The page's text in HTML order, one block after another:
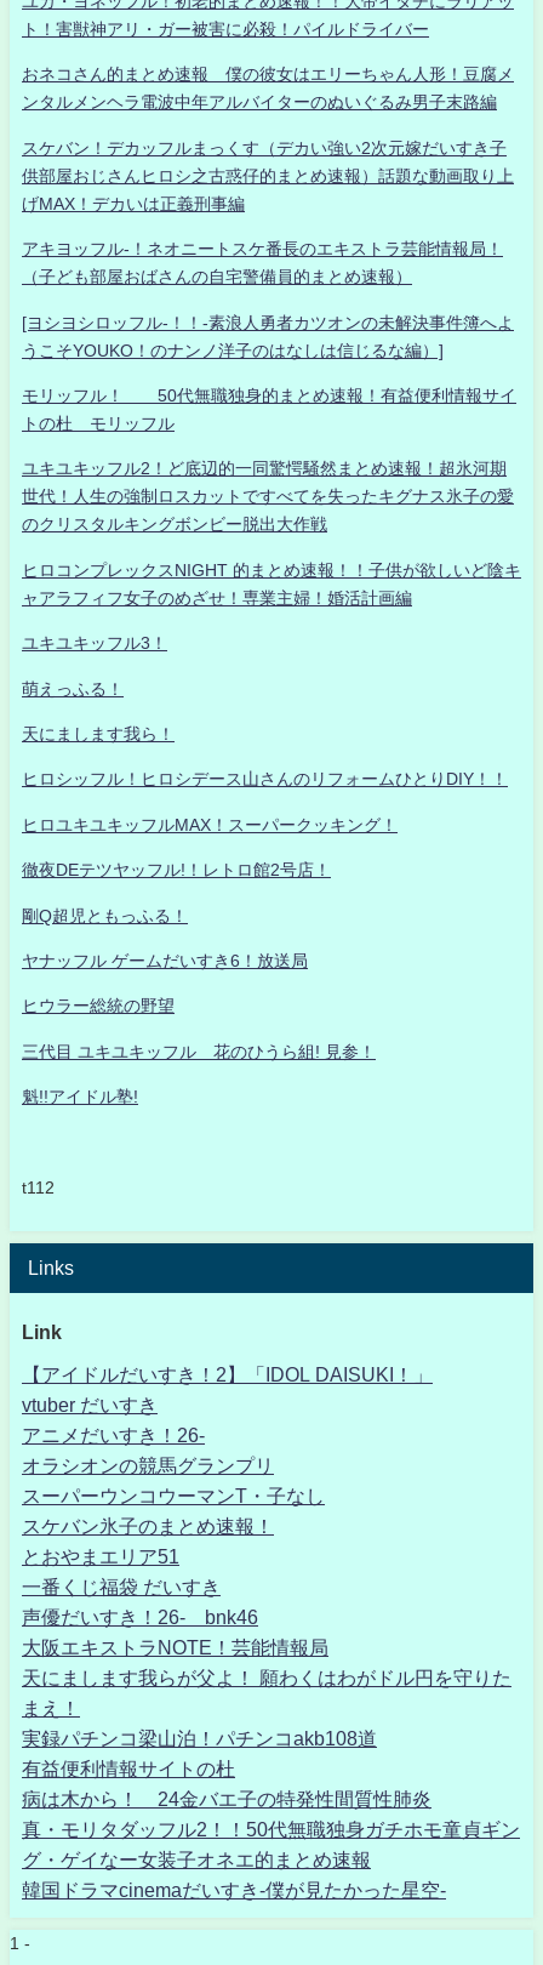
ト！害獣神アリ・ガー被害に必殺！パイルドライバー
おネコさん的まとめ速報 僕の彼女はエリーちゃん人形！豆腐メ
ンタルメンヘラ電波中年アルバイターのぬいぐるみ男子末路編
スケバン！デカッフルまっくす（デカい強い2次元嫁だいすき子
供部屋おじさんヒロシ之古惑仔的まとめ速報）話題な動画取り上
げMAX！デカいは正義刑事編
アキヨッフル-！ネオニートスケ番長のエキストラ芸能情報局！
（子ども部屋おばさんの自宅警備員的まとめ速報）
[ヨシヨシロッフル-！！-素浪人勇者カツオンの未解決事件簿へよ
うこそYOUKO！のナンノ洋子のはなしは信じるな編）]
モリッフル！ 50代無職独身的まとめ速報！有益便利情報サイ
トの杜 モリッフル
ユキユキッフル2！ど底辺的一同驚愕騒然まとめ速報！超氷河期
世代！人生の強制ロスカットですべてを失ったキグナス氷子の愛
のクリスタルキングボンビー脱出大作戦
ヒロコンプレックスNIGHT 的まとめ速報！！子供が欲しいど陰キ
ャアラフィフ女子のめざせ！専業主婦！婚活計画編
ユキユキッフル3！
萌えっふる！
天にまします我ら！
ヒロシッフル！ヒロシデース山さんのリフォームひとりDIY！！
ヒロユキユキッフルMAX！スーパークッキング！
徹夜DEテツヤッフル!！レトロ館2号店！
剛Q超児ともっふる！
ヤナッフル ゲームだいすき6！放送局
ヒウラー総統の野望
三代目 ユキユキッフル 花のひうら組! 見参！
魁!!アイドル塾!
t112
Links
Link
【アイドルだいすき！2】「IDOL DAISUKI！」
vtuber だいすき
アニメだいすき！26-
オラシオンの競馬グランプリ
スーパーウンコウーマンT・子なし
スケバン氷子のまとめ速報！
とおやまエリア51
一番くじ福袋 だいすき
声優だいすき！26- bnk46
大阪エキストラNOTE！芸能情報局
天にまします我らが父よ！ 願わくはわがドル円を守りた
まえ！
実録パチンコ梁山泊！パチンコakb108道
有益便利情報サイトの杜
病は木から！ 24金バエ子の特発性間質性肺炎
真・モリタダッフル2！！50代無職独身ガチホモ童貞ギン
グ・ゲイなー女装子オネエ的まとめ速報
韓国ドラマcinemaだいすき-僕が見たかった星空-
1 -